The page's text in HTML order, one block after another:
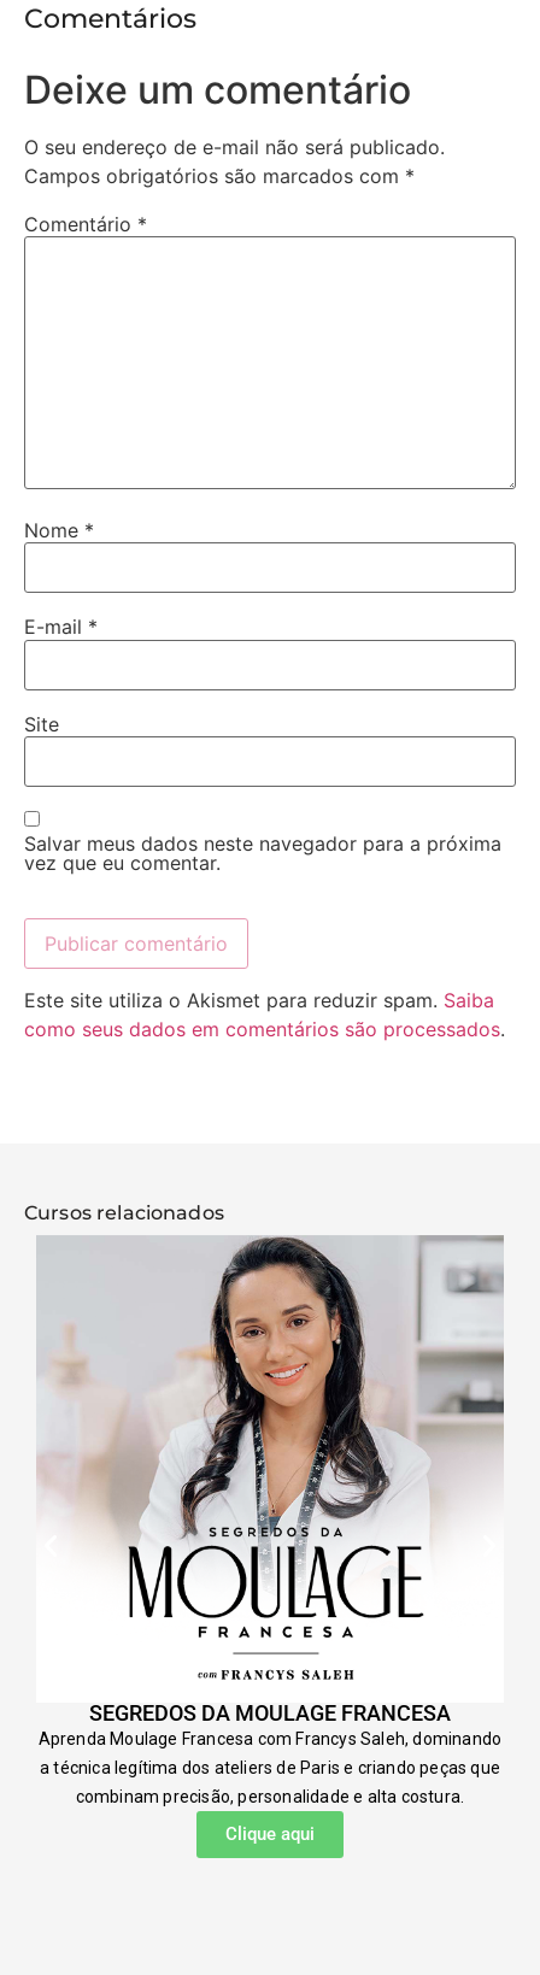
Comentários
Deixe um comentário
O seu endereço de e-mail não será publicado.
Campos obrigatórios são marcados com *
Comentário *
Nome *
E-mail *
Site
Salvar meus dados neste navegador para a próxima
vez que eu comentar.
Este site utiliza o Akismet para reduzir spam. Saiba
como seus dados em comentários são processados.
Cursos relacionados
SEGREDOS DA MOULAGE FRANCESA
Aprenda Moulage Francesa com Francys Saleh, dominando
a técnica legítima dos ateliers de Paris e criando peças que
combinam precisão, personalidade e alta costura.
Clique aqui